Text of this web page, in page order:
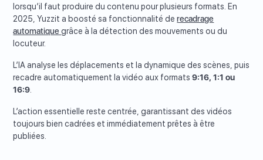
lorsqu’il faut produire du contenu pour plusieurs formats. En
2025, Yuzzit a boosté sa fonctionnalité derecadrage
automatique grâce à la détection des mouvements ou du
locuteur.
L’IA analyse les déplacements et la dynamique des scènes, puis
recadre automatiquement la vidéo aux formats9:16, 1:1 ou
16:9.
L’action essentielle reste centrée, garantissant des vidéos
toujours bien cadrées et immédiatement prêtes à être
publiées.